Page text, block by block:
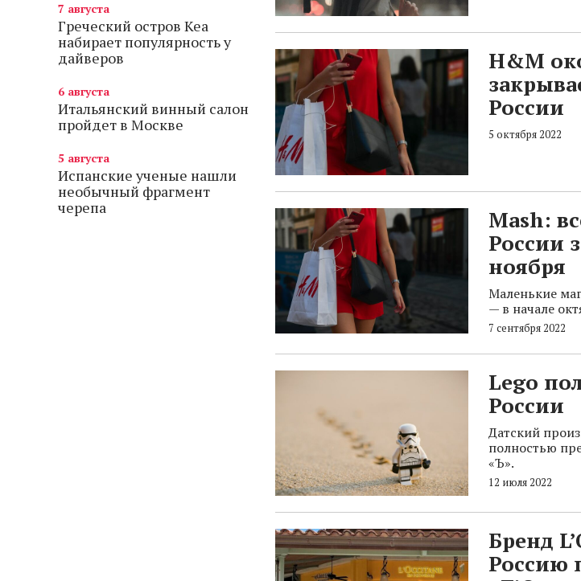
7 августа
Греческий остров Кеа
набирает популярность у
дайверов
6 августа
Итальянский винный салон
пройдет в Москве
5 августа
Испанские ученые нашли
необычный фрагмент
черепа
H&M
России
5 октября 2022
Mash:
России
ноября
Маленькие
— в начале
7 сентября 2022
Lego
России
Датский
полностью
«Ъ».
12 июля 2022
Бренд
Россию